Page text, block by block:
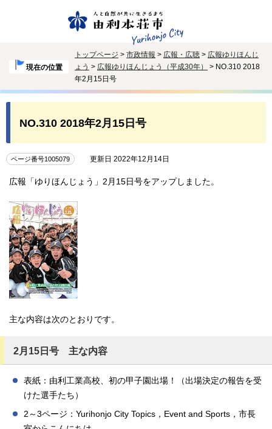
現在の位置
トップページ > 市政情報 > 広報・広聴 > 広報ゆりほんじ
ょう > 広報ゆりほんじょう（平成30年）
> NO.310 2018
年2月15日号
NO.310 2018年2月15日号
ページ番号1005079 更新日 2022年12月14日
広報「ゆりほんじょう」2月15日号をアップしました。
主な内容は次のとおりです。
2月15日号 主な内容
表紙：由利工業高校、初の甲子園出場！（出場決定の報告を受
けた選手たち）
2～3ページ：Yurihonjo City Topics，Event and Sports，市長